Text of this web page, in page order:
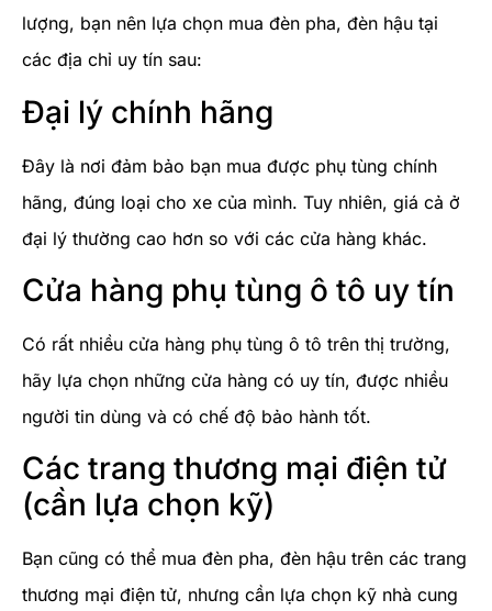
lượng, bạn nên lựa chọn mua đèn pha, đèn hậu tại
các địa chỉ uy tín sau:
Đại lý chính hãng
Đây là nơi đảm bảo bạn mua được phụ tùng chính
hãng, đúng loại cho xe của mình. Tuy nhiên, giá cả ở
đại lý thường cao hơn so với các cửa hàng khác.
Cửa hàng phụ tùng ô tô uy tín
Có rất nhiều cửa hàng phụ tùng ô tô trên thị trường,
hãy lựa chọn những cửa hàng có uy tín, được nhiều
người tin dùng và có chế độ bảo hành tốt.
Các trang thương mại điện tử
(cần lựa chọn kỹ)
Bạn cũng có thể mua đèn pha, đèn hậu trên các trang
thương mại điện tử, nhưng cần lựa chọn kỹ nhà cung